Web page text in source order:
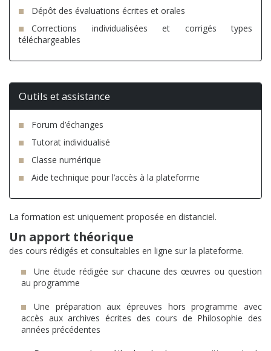
Dépôt des évaluations écrites et orales
Corrections individualisées et corrigés types
téléchargeables
Outils et assistance
Forum d’échanges
Tutorat individualisé
Classe numérique
Aide technique pour l’accès à la plateforme
La formation est uniquement proposée en distanciel.
Un apport théorique
des cours rédigés et consultables en ligne sur la plateforme.
Une étude rédigée sur chacune des œuvres ou question
au programme
Une préparation aux épreuves hors programme avec
accès aux archives écrites des cours de Philosophie des
années précédentes